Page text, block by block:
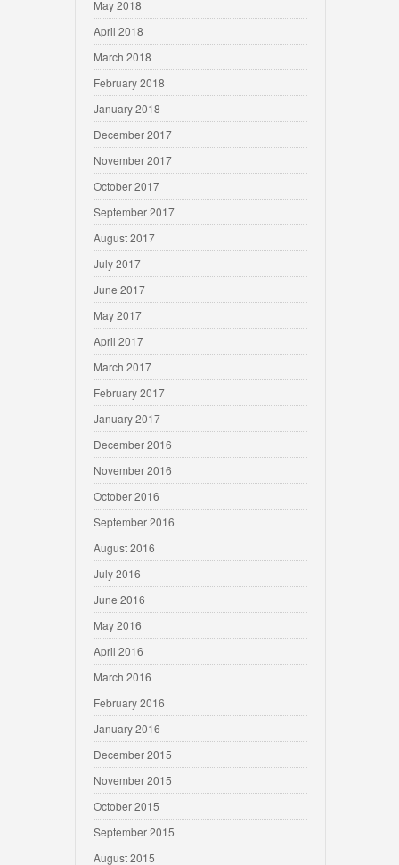
May 2018
April 2018
March 2018
February 2018
January 2018
December 2017
November 2017
October 2017
September 2017
August 2017
July 2017
June 2017
May 2017
April 2017
March 2017
February 2017
January 2017
December 2016
November 2016
October 2016
September 2016
August 2016
July 2016
June 2016
May 2016
April 2016
March 2016
February 2016
January 2016
December 2015
November 2015
October 2015
September 2015
August 2015